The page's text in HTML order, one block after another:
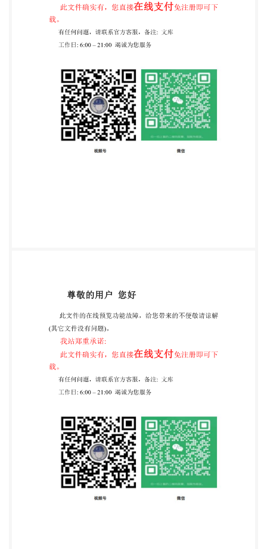
copyright@iso.org
PublishedinSwitzerland i @ IS0/IEC 2022 - All rights